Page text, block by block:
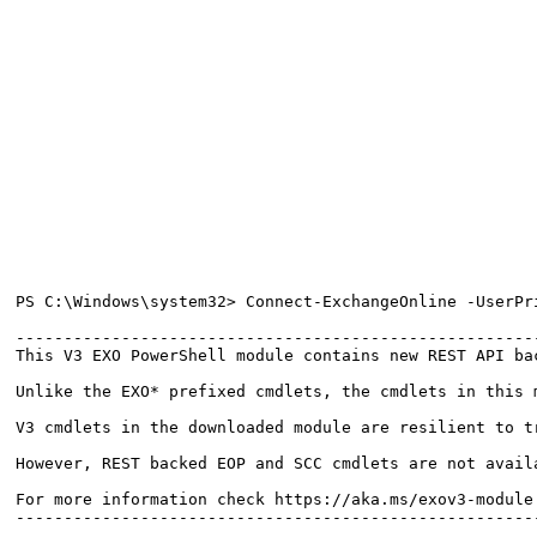
PS C:\Windows\system32> Connect-ExchangeOnline -
This V3 EXO PowerShell module contains new REST
Unlike the EXO* prefixed cmdlets, the cmdlets in
V3 cmdlets in the downloaded module are resilient
However, REST backed EOP and SCC cmdlets are not
For more information check https://aka.ms/exov3-module